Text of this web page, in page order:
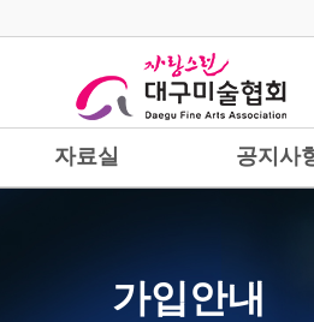
자료실 공지사
가입안내